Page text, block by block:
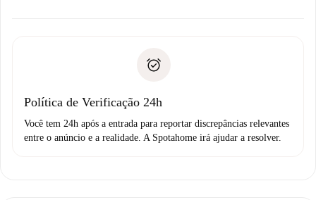
Débito direto bancário
não comunicar nenhum problema.
Política de Verificação 24h
Você tem 24h após a entrada para reportar discrepâncias relevantes
entre o anúncio e a realidade. A Spotahome irá ajudar a resolver.